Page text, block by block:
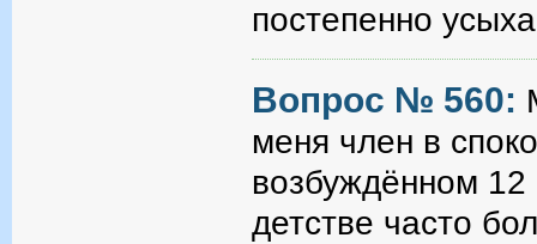
постепенно
Вопрос № 560:
меня член в
возбуждённом
детстве часто